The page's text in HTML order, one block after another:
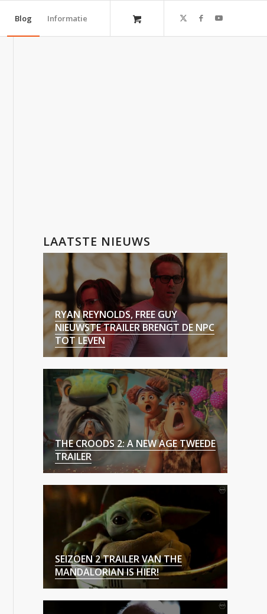
Blog Informatie
LAATSTE NIEUWS
RYAN REYNOLDS, FREE GUY
NIEUWSTE TRAILER BRENGT DE NPC
TOT LEVEN
THE CROODS 2: A NEW AGE TWEEDE
TRAILER
SEIZOEN 2 TRAILER VAN THE
MANDALORIAN IS HIER!